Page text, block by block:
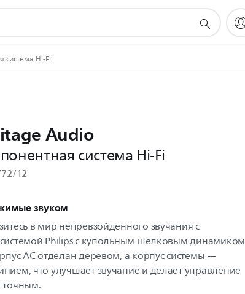
система Hi-Fi
Audio
система Hi-Fi
12
звуком
в мир непревзойденного звучания с
Philips с купольным шелковым динамиком
АС отделан деревом, а корпус системы —
что улучшает звучание и делает управление
точным.